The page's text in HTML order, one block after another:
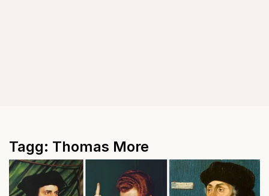
Tagg: Thomas More